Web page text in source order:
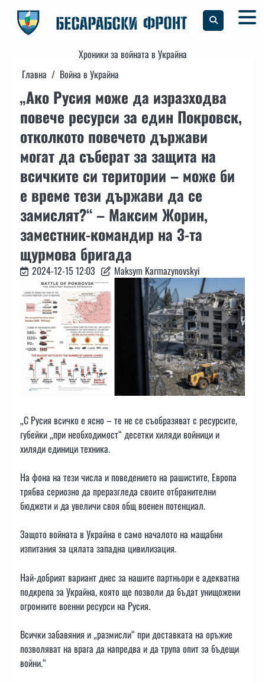
content
Хроники за войната в Украйна
Главна
Война в Украйна
„Ако Русия може да изразходва
повече ресурси за един Покровск,
отколкото повечето държави
могат да съберат за защита на
всичките си територии – може би
е време тези държави да се
замислят?“ – Максим Жорин,
заместник-командир на 3-та
щурмова бригада
2024-12-15 12:03 Maksym Karmazynovskyi
„С Русия всичко е ясно – те не се съобразяват с ресурсите,
губейки „при необходимост“ десетки хиляди войници и
хиляди единици техника.
На фона на тези числа и поведението на рашистите, Европа
трябва сериозно да преразгледа своите отбранителни
бюджети и да увеличи своя общ военен потенциал.
Защото войната в Украйна е само началото на мащабни
изпитания за цялата западна цивилизация.
Най-добрият вариант днес за нашите партньори е адекватна
подкрепа за Украйна, която ще позволи да бъдат унищожени
огромните военни ресурси на Русия.
Всички забавяния и „размисли“ при доставката на оръжие
позволяват на врага да напредва и да трупа опит за бъдещи
войни.“